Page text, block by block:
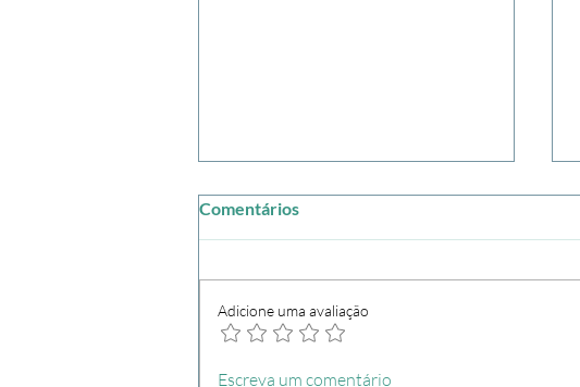
Como montar um roteiro para
Comentários
Adicione uma avaliação
Escreva um comentário